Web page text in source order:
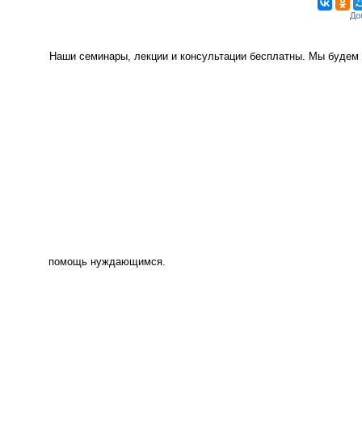
Наши семинары, лекции и консультации бесплатны. Мы
помощь нуждающимся.